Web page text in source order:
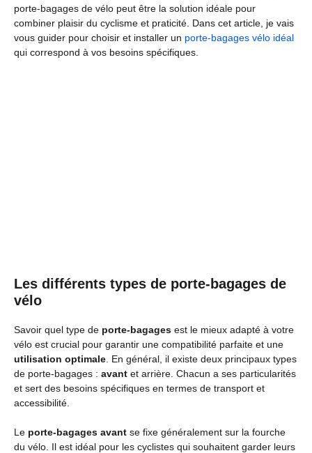
porte-bagages de vélo peut être la solution idéale pour
combiner plaisir du cyclisme et praticité. Dans cet article, je vais
vous guider pour choisir et installer un porte-bagages vélo idéal
qui correspond à vos besoins spécifiques.
Les différents types de porte-bagages de
vélo
Savoir quel type de porte-bagages est le mieux adapté à votre
vélo est crucial pour garantir une compatibilité parfaite et une
utilisation optimale . En général, il existe deux principaux types
de porte-bagages : avant et arrière. Chacun a ses particularités
et sert des besoins spécifiques en termes de transport et
accessibilité.
Le porte-bagages avant se fixe généralement sur la fourche
du vélo. Il est idéal pour les cyclistes qui souhaitent garder leurs